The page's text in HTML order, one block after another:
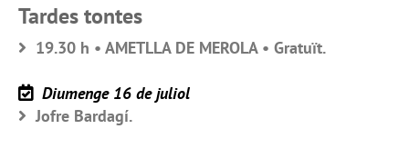
Tardes tontes
19.30 h • AMETLLA DE MEROLA • Gratuït.
Diumenge 16 de juliol
Jofre Bardagí.